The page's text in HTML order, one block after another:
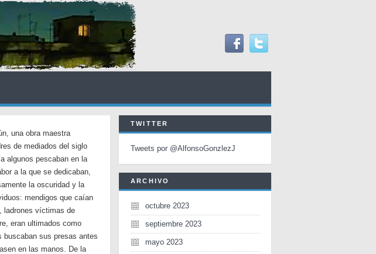
una obra maestra
de mediados del siglo
algunos pescaban en la
a la que se dedicaban,
la oscuridad y la
mendigos que caían
ladrones víctimas de
eran ultimados como
buscaban sus presas antes
en las manos. De la
TWITTER
Tweets por @AlfonsoGonzlezJ
ARCHIVO
octubre 2023
septiembre 2023
mayo 2023